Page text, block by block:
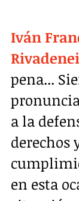
Iván
pena...
a la
derechos
en esta